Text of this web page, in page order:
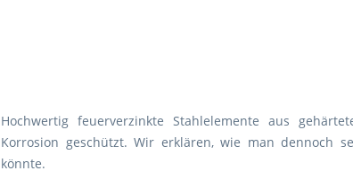
Hochwertig feuerverzinkte Stahlelemente aus
Korrosion geschützt. Wir erklären, wie man dennoch
könnte.